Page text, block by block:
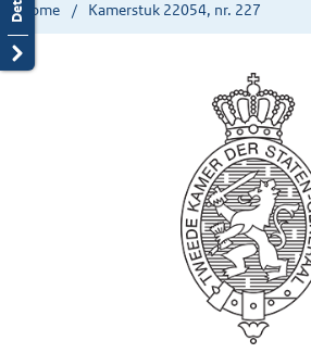
Home Kamerstuk 22054, nr. 227